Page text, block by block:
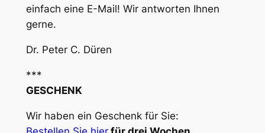
einfach eine E-Mail! Wir antworten Ihnen
gerne.
Dr. Peter C. Düren
***
GESCHENK
Wir haben ein Geschenk für Sie: